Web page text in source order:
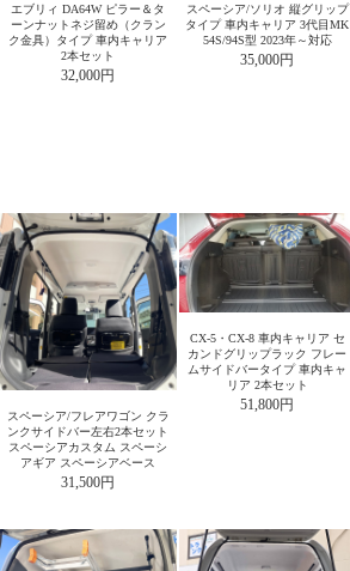
エブリィ DA64W ピラー＆タ
ーンナットネジ留め（クラン
ク金具）タイプ 車内キャリア
2本セット
32,000円
スペーシア/ソリオ 縦グリップ
タイプ 車内キャリア 3代目MK
54S/94S型 2023年～対応
35,000円
スペーシア/フレアワゴン クラ
ンクサイドバー左右2本セット
スペーシアカスタム スペーシ
アギア スペーシアベース
31,500円
CX-5・CX-8 車内キャリア セ
カンドグリップラック フレー
ムサイドバータイプ 車内キャ
リア 2本セット
51,800円